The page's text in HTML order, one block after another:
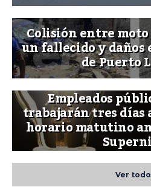
Colisión entre
un fallecido y
de Puerto
Empleados
trabajarán tres días
horario matutino
Ver